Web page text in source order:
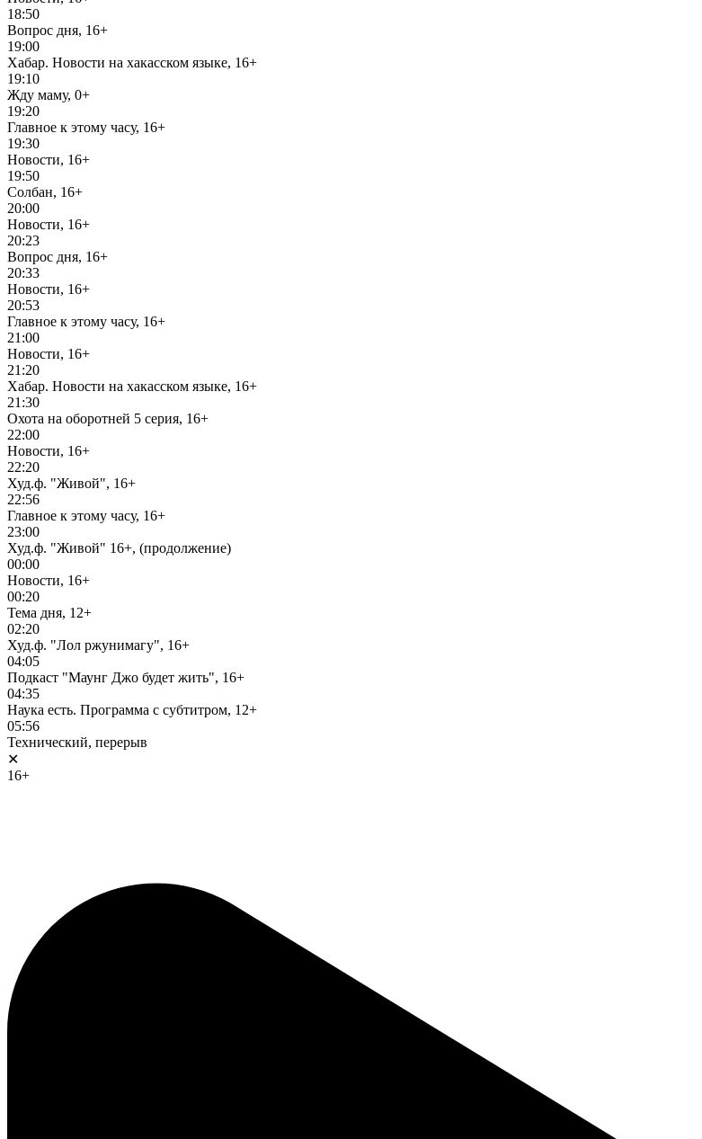
18:50
Вопрос дня, 16+
19:00
Хабар. Новости на хакасском языке, 16+
19:10
Жду маму, 0+
19:20
Главное к этому часу, 16+
19:30
Новости, 16+
19:50
Солбан, 16+
20:00
Новости, 16+
20:23
Вопрос дня, 16+
20:33
Новости, 16+
20:53
Главное к этому часу, 16+
21:00
Новости, 16+
21:20
Хабар. Новости на хакасском языке, 16+
21:30
Охота на оборотней 5 серия, 16+
22:00
Новости, 16+
22:20
Худ.ф. "Живой", 16+
22:56
Главное к этому часу, 16+
23:00
Худ.ф. "Живой" 16+, (продолжение)
00:00
Новости, 16+
00:20
Тема дня, 12+
02:20
Худ.ф. "Лол ржунимагу", 16+
04:05
Подкаст "Маунг Джо будет жить", 16+
04:35
Наука есть. Программа с субтитром, 12+
05:56
Технический, перерыв
✕
16+